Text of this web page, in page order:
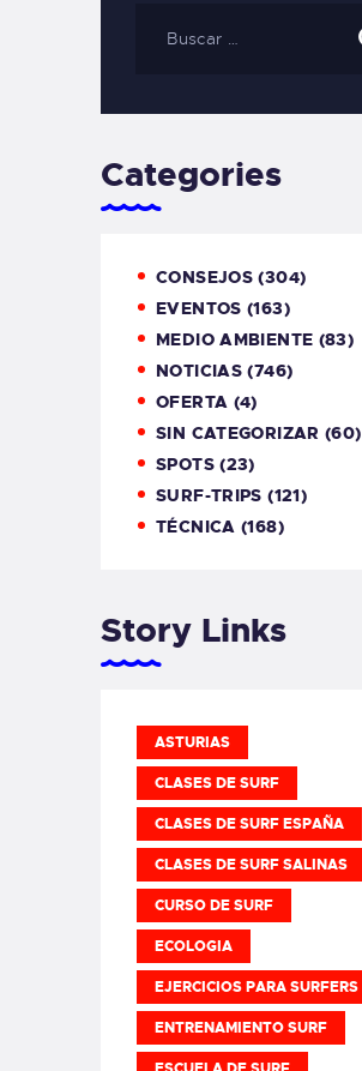
Categories
CONSEJOS (304)
EVENTOS (163)
MEDIO AMBIENTE (83)
NOTICIAS (746)
OFERTA (4)
SIN CATEGORIZAR (60)
SPOTS(23)
SURF-TRIPS (121)
TÉCNICA (168)
Story Links
ASTURIAS
CLASES DE SURF
CLASES DE SURF ESPAÑA
CLASES DE SURF SALINAS
CURSO DE SURF
ECOLOGIA
EJERCICIOS PARA SURFERS
ENTRENAMIENTO SURF